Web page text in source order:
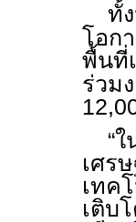
ทั้ง
โอก
พื้นที่
ร่วม
“ใ
เศร
เทค
เติบ